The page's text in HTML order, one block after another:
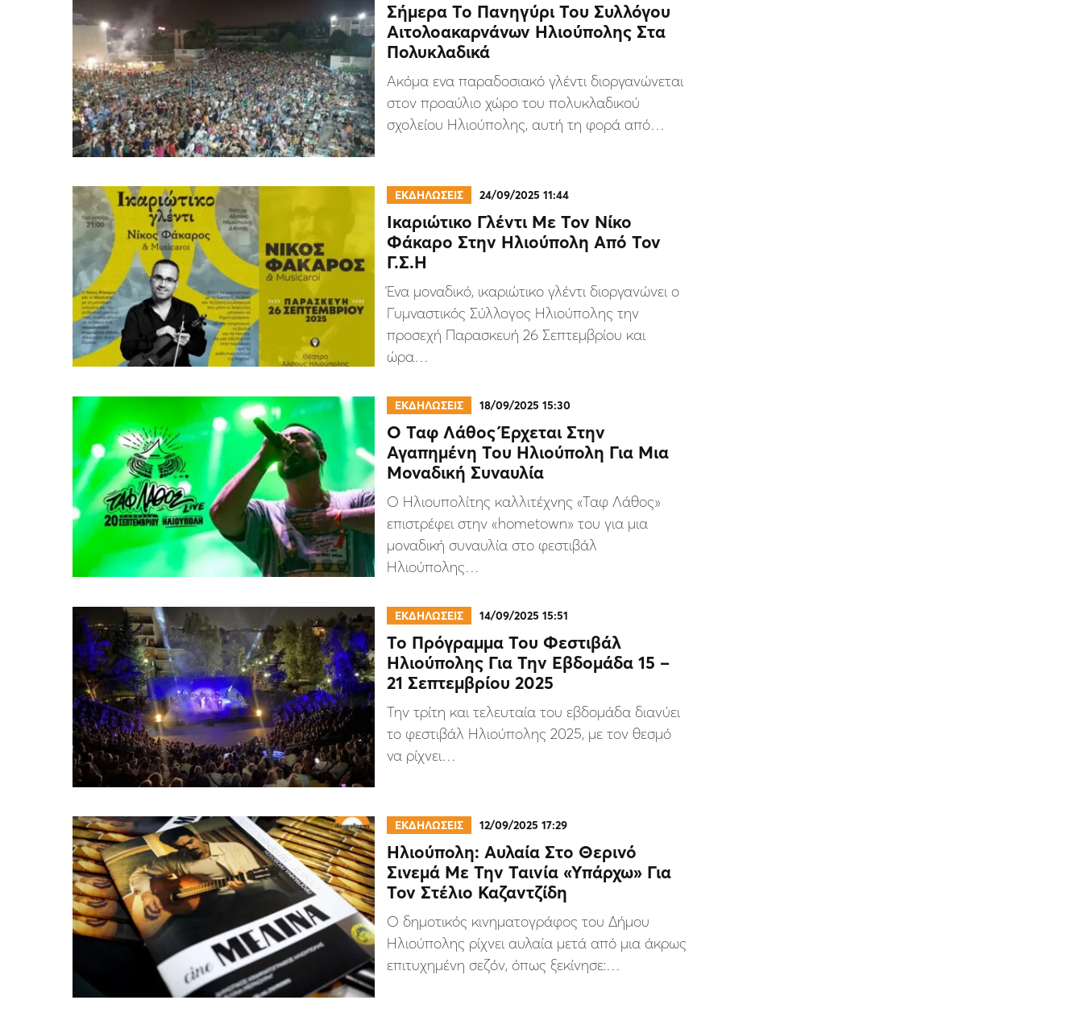
Σήμερα Το Πανηγύρι Του Συλλόγου
Αιτολοακαρνάνων Ηλιούπολης Στα
Πολυκλαδικά
Ακόμα ενα παραδοσιακό γλέντι διοργανώνεται
στον προαύλιο χώρο του πολυκλαδικού
σχολείου Ηλιούπολης, αυτή τη φορά από…
ΕΚΔΗΛΩΣΕΙΣ 24/09/2025 11:44
Ικαριώτικο Γλέντι Με Τον Νίκο
Φάκαρο Στην Ηλιούπολη Από Τον
Γ.Σ.Η
Ένα μοναδικό, ικαριώτικο γλέντι διοργανώνει ο
Γυμναστικός Σύλλογος Ηλιούπολης την
προσεχή Παρασκευή 26 Σεπτεμβρίου και
ώρα…
ΕΚΔΗΛΩΣΕΙΣ 18/09/2025 15:30
Ο Ταφ Λάθος Έρχεται Στην
Αγαπημένη Του Ηλιούπολη Για Μια
Μοναδική Συναυλία
Ο Ηλιουπολίτης καλλιτέχνης «Ταφ Λάθος»
επιστρέφει στην «hometown» του για μια
μοναδική συναυλία στο φεστιβάλ
Ηλιούπολης…
ΕΚΔΗΛΩΣΕΙΣ 14/09/2025 15:51
Το Πρόγραμμα Του Φεστιβάλ
Ηλιούπολης Για Την Εβδομάδα 15 –
21 Σεπτεμβρίου 2025
Την τρίτη και τελευταία του εβδομάδα διανύει
το φεστιβάλ Ηλιούπολης 2025, με τον θεσμό
να ρίχνει…
ΕΚΔΗΛΩΣΕΙΣ 12/09/2025 17:29
Ηλιούπολη: Aυλαία Στο Θερινό
Σινεμά Με Την Ταινία «Υπάρχω» Για
Τον Στέλιο Καζαντζίδη
Ο δημοτικός κινηματογράφος του Δήμου
Ηλιούπολης ρίχνει αυλαία μετά από μια άκρως
επιτυχημένη σεζόν, όπως ξεκίνησε:…